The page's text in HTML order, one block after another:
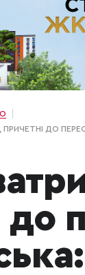
ПРИЧЕТНІ ДО
до